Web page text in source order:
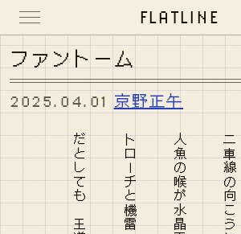
FLATLINE
ファントーム
2025.04.01 京野正午